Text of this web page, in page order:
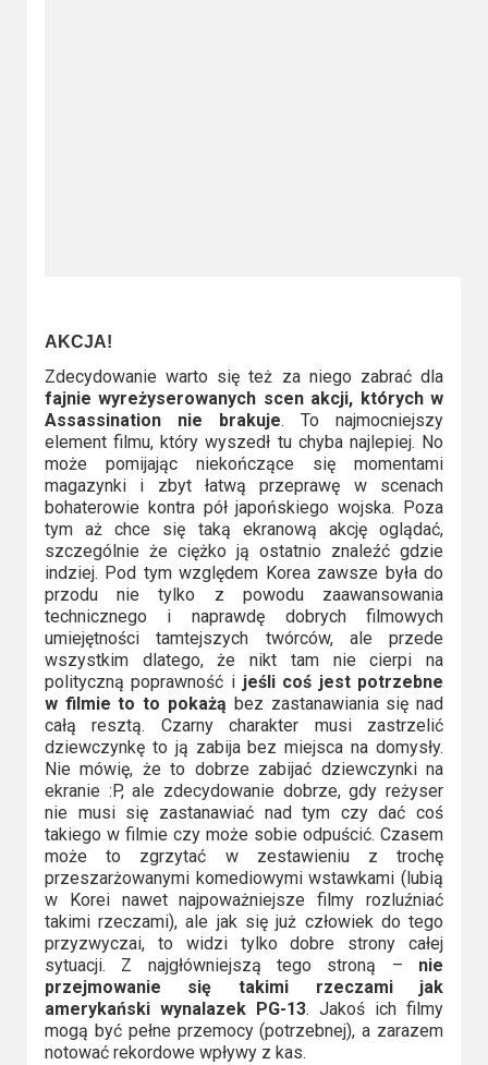
AKCJA!
Zdecydowanie warto się też za niego zabrać dla
fajnie wyreżyserowanych scen akcji, których w
Assassination nie brakuje. To najmocniejszy
element filmu, który wyszedł tu chyba najlepiej. No
może pomijając niekończące się momentami
magazynki i zbyt łatwą przeprawę w scenach
bohaterowie kontra pół japońskiego wojska. Poza
tym aż chce się taką ekranową akcję oglądać,
szczególnie że ciężko ją ostatnio znaleźć gdzie
indziej. Pod tym względem Korea zawsze była do
przodu nie tylko z powodu zaawansowania
technicznego i naprawdę dobrych filmowych
umiejętności tamtejszych twórców, ale przede
wszystkim dlatego, że nikt tam nie cierpi na
polityczną poprawność i jeśli coś jest potrzebne
w filmie to to pokażą bez zastanawiania się nad
całą resztą. Czarny charakter musi zastrzelić
dziewczynkę to ją zabija bez miejsca na domysły.
Nie mówię, że to dobrze zabijać dziewczynki na
ekranie :P, ale zdecydowanie dobrze, gdy reżyser
nie musi się zastanawiać nad tym czy dać coś
takiego w filmie czy może sobie odpuścić. Czasem
może to zgrzytać w zestawieniu z trochę
przeszarżowanymi komediowymi wstawkami (lubią
w Korei nawet najpoważniejsze filmy rozluźniać
takimi rzeczami), ale jak się już człowiek do tego
przyzwyczai, to widzi tylko dobre strony całej
sytuacji. Z najgłówniejszą tego stroną – nie
przejmowanie się takimi rzeczami jak
amerykański wynalazek PG-13. Jakoś ich filmy
mogą być pełne przemocy (potrzebnej), a zarazem
notować rekordowe wpływy z kas.